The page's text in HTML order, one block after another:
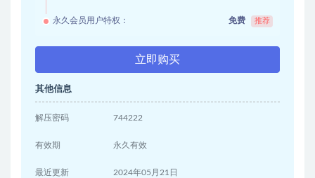
永久会员用户特权： 免费 推荐
立即购买
其他信息
解压密码 744222
有效期 永久有效
最近更新 2024年05月21日